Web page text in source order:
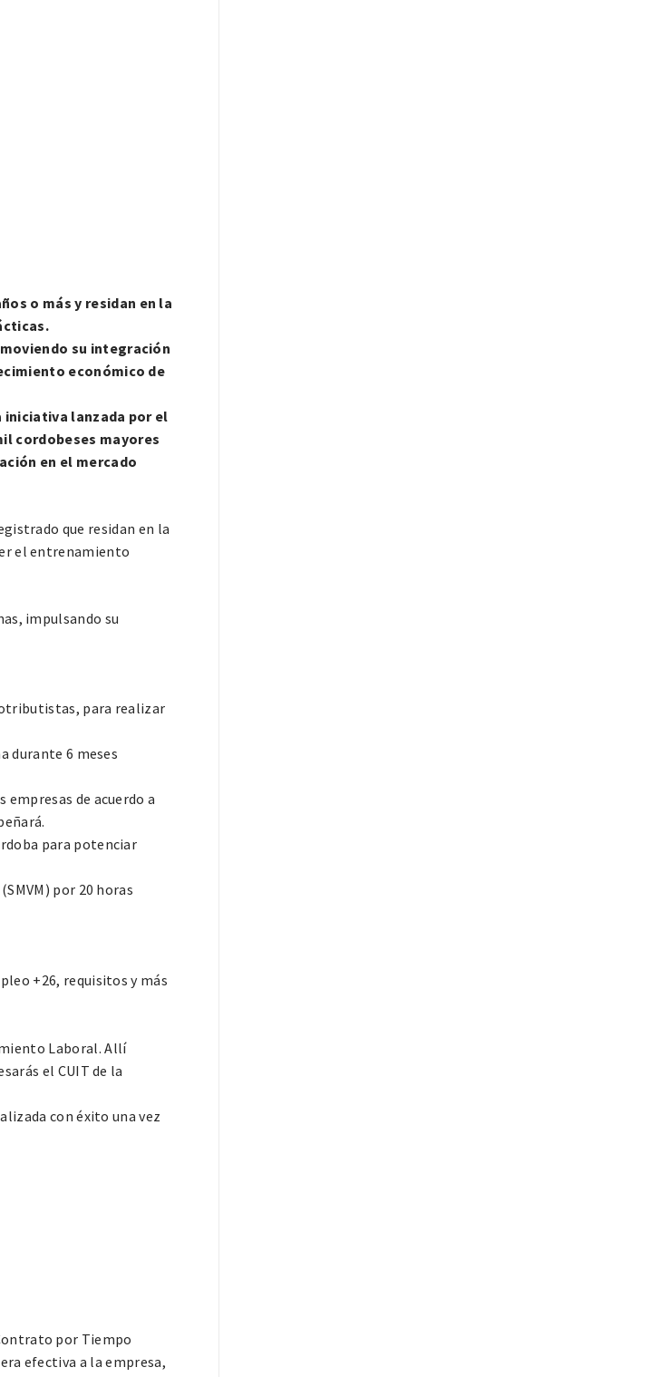
o más y residan en la
su integración
económico de
iniciativa lanzada por el
cordobeses mayores
en el mercado
que residan en la
el entrenamiento
impulsando su
para realizar
durante 6 meses
de acuerdo a
para potenciar
por 20 horas
+26, requisitos y más
Laboral. Allí
el CUIT de la
con éxito una vez
por Tiempo
efectiva a la empresa,